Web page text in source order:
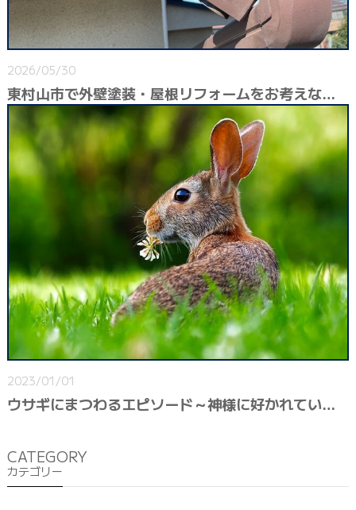
2026/05/30
東村山市で外壁塗装・屋根リフォームをお考えなら｜台風前後の建物健康診断がおすすめです
2023/01/01
ウサギにまつわるエピソード～神様に好かれている動物なのかもしれない～
CATEGORY
カテゴリー